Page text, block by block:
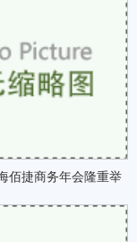
佰捷商务年会隆重举